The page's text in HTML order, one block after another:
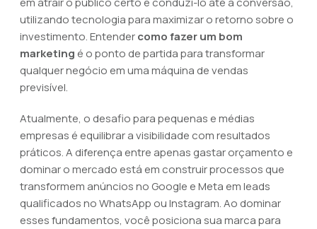
utilizando tecnologia para maximizar o retorno sobre o
investimento. Entendercomo fazer um bom
marketing é o ponto de partida para transformar
qualquer negócio em uma máquina de vendas
previsível.
Atualmente, o desafio para pequenas e médias
empresas é equilibrar a visibilidade com resultados
práticos. A diferença entre apenas gastar orçamento e
dominar o mercado está em construir processos que
transformem anúncios no Google e Meta em leads
qualificados no WhatsApp ou Instagram. Ao dominar
esses fundamentos, você posiciona sua marca para